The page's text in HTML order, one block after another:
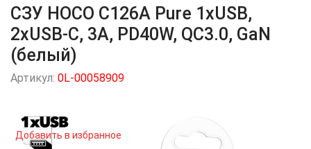
СЗУ HOCO C126A Pure 1xUSB,
2xUSB-C, 3А, PD40W, QC3.0, GaN
(белый)
Артикул: 0L-00058909
Добавить в избранное